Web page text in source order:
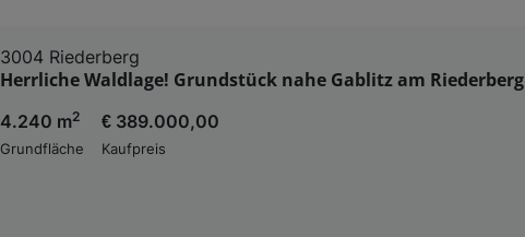
3004 Riederberg
Herrliche Waldlage! Grundstück nahe Gablitz am Riederberg
4.240 m2
Grundfläche
€ 389.000,00
Kaufpreis